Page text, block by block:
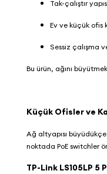
Tak-çalıştır
Ev ve küçük ofis
Sessiz çalışma
Bu ürün, ağını
Küçük Ofisler ve
Ağ altyapısı
noktada PoE switchler
TP-Link LS105LP 5